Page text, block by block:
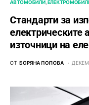
АВТОМОБИЛИ
Стандарти за
електрическите
източници на
ОТ БОРЯНА ПОПОВА